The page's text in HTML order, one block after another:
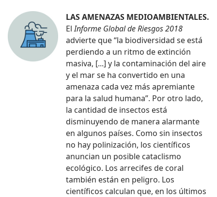
LAS AMENAZAS MEDIOAMBIENTALES.
ElInforme Global de Riesgos 2018
advierte que “la biodiversidad se está
perdiendo a un ritmo de extinción
masiva, [...] y la contaminación del aire
y el mar se ha convertido en una
amenaza cada vez más apremiante
para la salud humana”. Por otro lado,
la cantidad de insectos está
disminuyendo de manera alarmante
en algunos países. Como sin insectos
no hay polinización, los científicos
anuncian un posible cataclismo
ecológico. Los arrecifes de coral
también están en peligro. Los
científicos calculan que, en los últimos